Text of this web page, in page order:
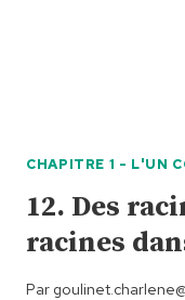
CHAPITRE 1 - L'UN
12. Des
racines
Par